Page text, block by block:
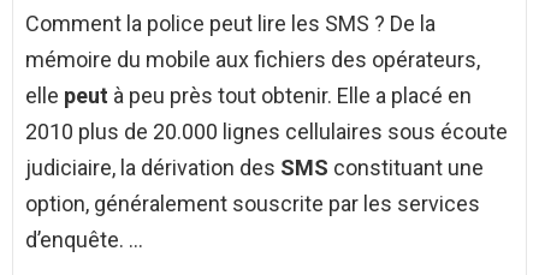
Comment la police peut lire les SMS ? De la
mémoire du mobile aux fichiers des opérateurs,
elle peut à peu près tout obtenir. Elle a placé en
2010 plus de 20.000 lignes cellulaires sous écoute
judiciaire, la dérivation des SMS constituant une
option, généralement souscrite par les services
d’enquête. …